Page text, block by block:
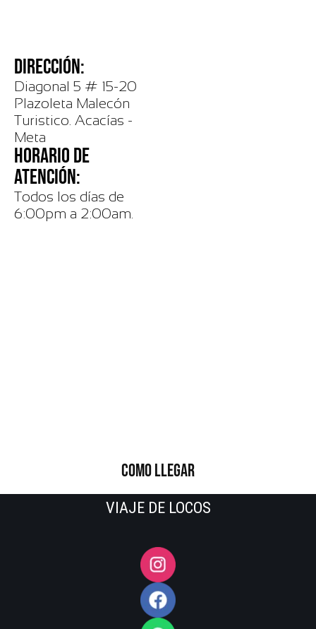
DIRECCIÓN:
Diagonal 5 # 15-20
Plazoleta Malecón
Turistico. Acacías -
Meta
HORARIO DE
ATENCIÓN:
Todos los días de
6:00pm a 2:00am.
COMO LLEGAR
VIAJE DE LOCOS